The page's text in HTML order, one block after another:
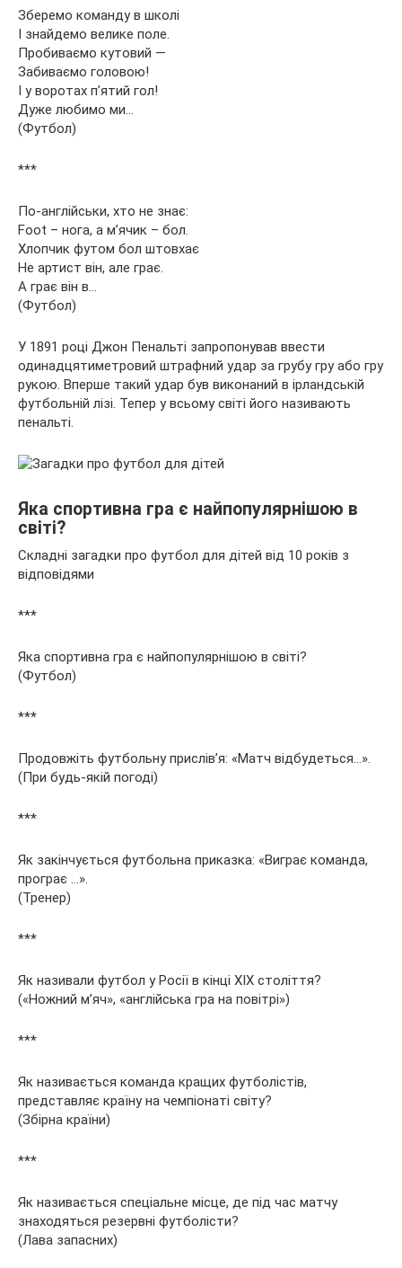
Зберемо команду в школі
І знайдемо велике поле.
Пробиваємо кутовий —
Забиваємо головою!
І у воротах п’ятий гол!
Дуже любимо ми…
(Футбол)
***
По-англійськи, хто не знає:
Foot – нога, а м’ячик – бол.
Хлопчик футом бол штовхає
Не артист він, але грає.
А грає він в…
(Футбол)
У 1891 році Джон Пенальті запропонував ввести
одинадцятиметровий штрафний удар за грубу гру або гру
рукою. Вперше такий удар був виконаний в ірландській
футбольній лізі. Тепер у всьому світі його називають
пенальті.
Яка спортивна гра є найпопулярнішою в
світі?
Складні загадки про футбол для дітей від 10 років з
відповідями
***
Яка спортивна гра є найпопулярнішою в світі?
(Футбол)
***
Продовжіть футбольну прислів’я: «Матч відбудеться…».
(При будь-якій погоді)
***
Як закінчується футбольна приказка: «Виграє команда,
програє …».
(Тренер)
***
Як називали футбол у Росії в кінці XIX століття?
(«Ножний м’яч», «англійська гра на повітрі»)
***
Як називається команда кращих футболістів,
представляє країну на чемпіонаті світу?
(Збірна країни)
***
Як називається спеціальне місце, де під час матчу
знаходяться резервні футболісти?
(Лава запасних)